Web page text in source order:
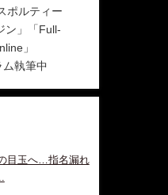
ポルティー
ン」「Full-
」
ム執筆中
目玉へ…指名漏れ